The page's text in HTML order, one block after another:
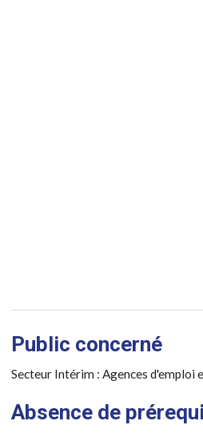
Public concerné
Secteur Intérim : Agences d'emploi
Absence de